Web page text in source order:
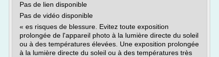
Pas de lien disponible
Pas de vidéo disponible
« es risques de blessure. Evitez toute exposition
prolongée de l'appareil photo à la lumière directe du soleil
ou à des températures élevées. Une exposition prolongée
à la lumière directe du soleil ou à des températures très